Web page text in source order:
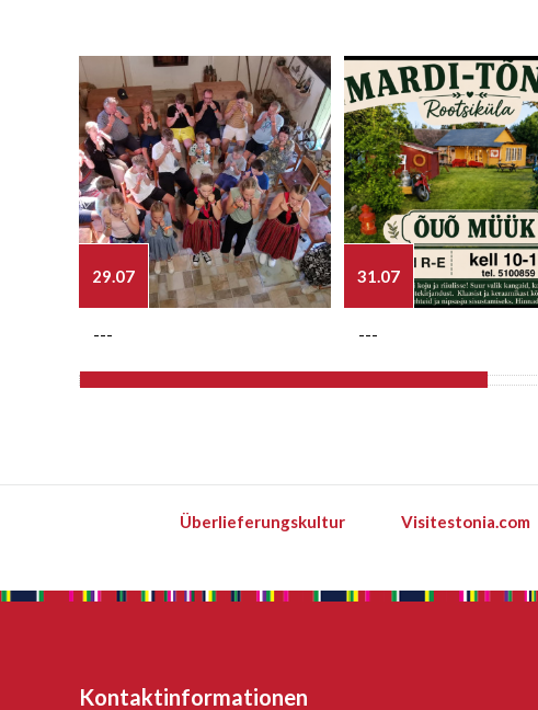
29.07
---
31.07
---
Überlieferungskultur Visitestonia.com
Kontaktinformationen